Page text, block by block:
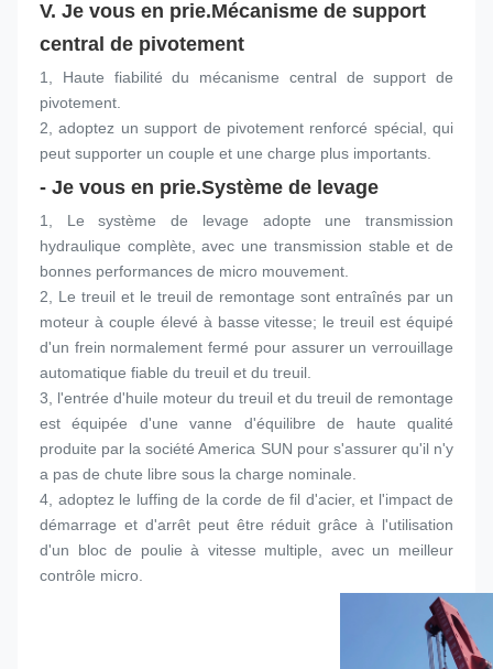
V. Je vous en prie.Mécanisme de support
central de pivotement
1, Haute fiabilité du mécanisme central de support de
pivotement.
2, adoptez un support de pivotement renforcé spécial, qui
peut supporter un couple et une charge plus importants.
- Je vous en prie.Système de levage
1, Le système de levage adopte une transmission
hydraulique complète, avec une transmission stable et de
bonnes performances de micro mouvement.
2, Le treuil et le treuil de remontage sont entraînés par un
moteur à couple élevé à basse vitesse; le treuil est équipé
d'un frein normalement fermé pour assurer un verrouillage
automatique fiable du treuil et du treuil.
3, l'entrée d'huile moteur du treuil et du treuil de remontage
est équipée d'une vanne d'équilibre de haute qualité
produite par la société America SUN pour s'assurer qu'il n'y
a pas de chute libre sous la charge nominale.
4, adoptez le luffing de la corde de fil d'acier, et l'impact de
démarrage et d'arrêt peut être réduit grâce à l'utilisation
d'un bloc de poulie à vitesse multiple, avec un meilleur
contrôle micro.